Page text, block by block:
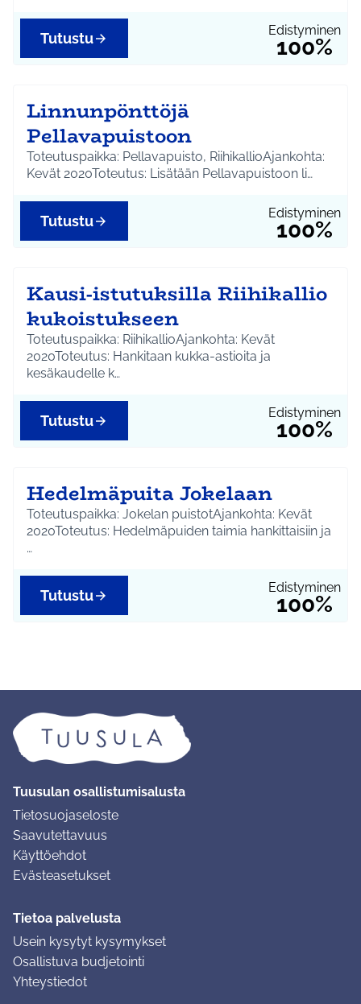
Edistyminen
100%
Tutustu
Linnunpönttöjä
Pellavapuistoon
Toteutuspaikka: Pellavapuisto, RiihikallioAjankohta:
Kevät 2020Toteutus: Lisätään Pellavapuistoon li…
Edistyminen
100%
Tutustu
Kausi-istutuksilla Riihikallio
kukoistukseen
Toteutuspaikka: RiihikallioAjankohta: Kevät
2020Toteutus: Hankitaan kukka-astioita ja
kesäkaudelle k…
Edistyminen
100%
Tutustu
Hedelmäpuita Jokelaan
Toteutuspaikka: Jokelan puistotAjankohta: Kevät
2020Toteutus: Hedelmäpuiden taimia hankittaisiin ja
…
Edistyminen
100%
Tutustu
Tuusulan osallistumisalusta
Tietosuojaseloste
Saavutettavuus
Käyttöehdot
Evästeasetukset
Tietoa palvelusta
Usein kysytyt kysymykset
Osallistuva budjetointi
Yhteystiedot